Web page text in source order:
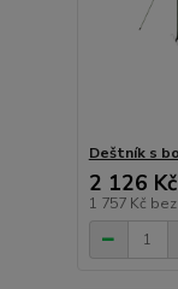
Deštník s
2 126 Kč
1 757 Kč